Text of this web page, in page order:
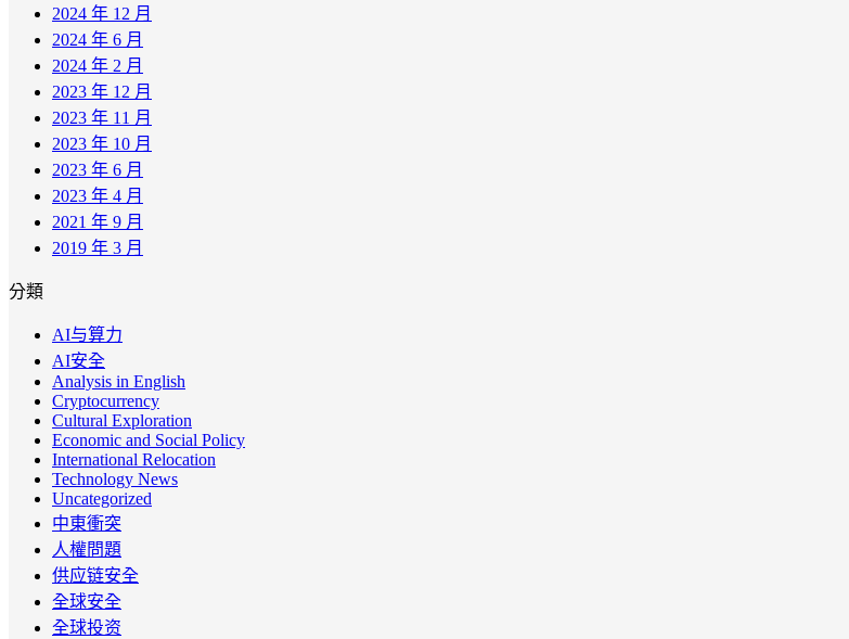
2024 年 12 月
2024 年 6 月
2024 年 2 月
2023 年 12 月
2023 年 11 月
2023 年 10 月
2023 年 6 月
2023 年 4 月
2021 年 9 月
2019 年 3 月
分類
AI与算力
AI安全
Analysis in English
Cryptocurrency
Cultural Exploration
Economic and Social Policy
International Relocation
Technology News
Uncategorized
中東衝突
人權問題
供应链安全
全球安全
全球投资